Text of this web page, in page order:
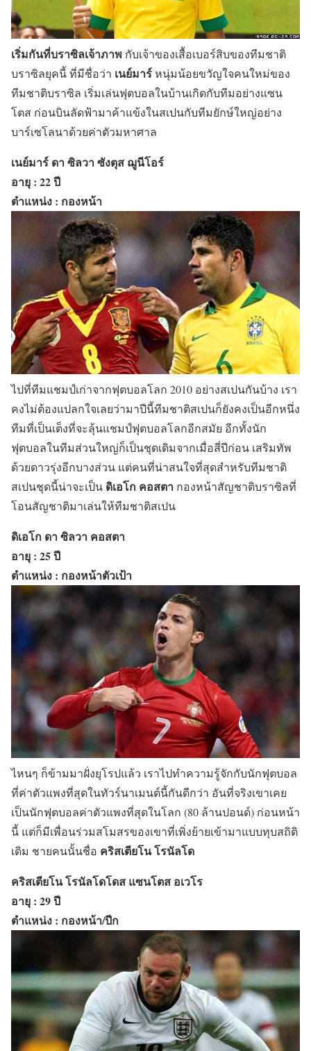
เริ่มกันที่บราซิลเจ้าภาพ กับเจ้าของเสื้อเบอร์สิบของทีมชาติ
บราซิลยุคนี้ ที่มีชื่อว่า เนย์มาร์หนุ่มน้อยขวัญใจคนใหม่ของ
ทีมชาติบราซิล เริ่มเล่นฟุตบอลในบ้านเกิดกับทีมอย่างแซน
โตส ก่อนบินลัดฟ้ามาค้าแข้งในสเปนกับทีมยักษ์ใหญ่อย่าง
บาร์เซโลนาด้วยค่าตัวมหาศาล
เนย์มาร์ ดา ซิลวา ซังตุส ฌูนีโอร์
อายุ : 22 ปี
ตำแหน่ง : กองหน้า
ไปที่ทีมแชมป์เก่าจากฟุตบอลโลก 2010 อย่างสเปนกันบ้าง เรา
คงไม่ต้องแปลกใจเลยว่ามาปีนี้ทีมชาติสเปนก็ยังคงเป็นอีกหนึ่ง
ทีมที่เป็นเต็งที่จะลุ้นแชมป์ฟุตบอลโลกอีกสมัย อีกทั้งนัก
ฟุตบอลในทีมส่วนใหญ่ก็เป็นชุดเดิมจากเมื่อสี่ปีก่อน เสริมทัพ
ด้วยดาวรุ่งอีกบางส่วน แต่คนที่น่าสนใจที่สุดสำหรับทีมชาติ
สเปนชุดนี้น่าจะเป็น ดิเอโก คอสตา กองหน้าสัญชาติบราซิลที่
โอนสัญชาติมาเล่นให้ทีมชาติสเปน
ดิเอโก ดา ซิลวา คอสตา
อายุ : 25 ปี
ตำแหน่ง : กองหน้าตัวเป้า
ไหนๆ ก็ข้ามมาฝั่งยุโรปแล้ว เราไปทำความรู้จักกับนักฟุตบอล
ที่ค่าตัวแพงที่สุดในทัวร์นาเมนต์นี้กันดีกว่า อันที่จริงเขาเคย
เป็นนักฟุตบอลค่าตัวแพงที่สุดในโลก (80 ล้านปอนด์) ก่อนหน้า
นี้ แต่ก็มีเพื่อนร่วมสโมสรของเขาที่เพิ่งย้ายเข้ามาแบบทุบสถิติ
เดิม ชายคนนั้นชื่อ คริสเตียโน โรนัลโด
คริสเตียโน โรนัลโดโดส แซนโตส อเวโร
อายุ : 29 ปี
ตำแหน่ง : กองหน้า/ปีก